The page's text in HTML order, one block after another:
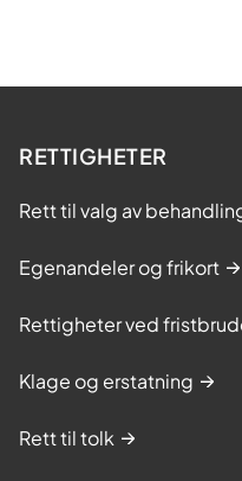
RETTIGHETER
Rett til valg av
Egenandeler og frikort
Rettigheter ved
Klage og erstatning
Rett til tolk